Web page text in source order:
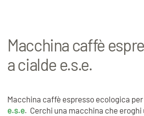
Macchina caffè
a cialde e.s.e.
Macchina caffè espresso ecologica per
e.s.e. Cerchi una macchina che